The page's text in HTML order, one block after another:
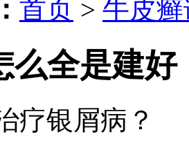
首页 > 牛皮
么全是建好
疗银屑病？